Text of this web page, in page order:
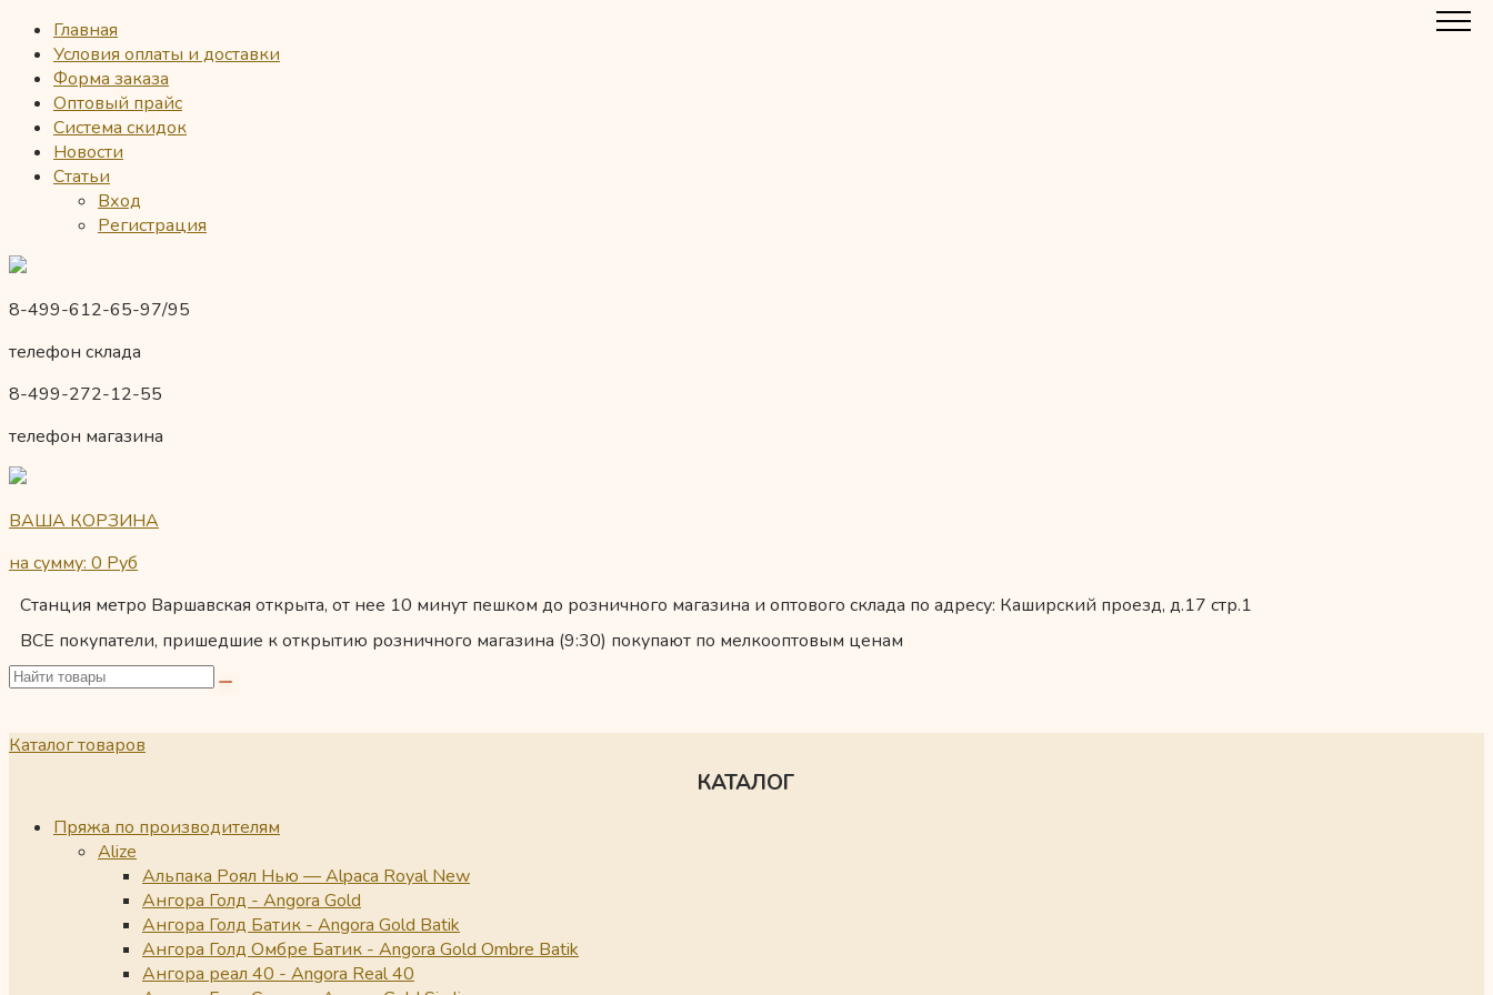
Главная
Условия оплаты и доставки
Форма заказа
Оптовый прайс
Система скидок
Новости
Статьи
Вход
Регистрация
8-499-612-65-97/95
телефон склада
8-499-272-12-55
телефон магазина
ВАША КОРЗИНА
на сумму: 0 Руб
Станция метро Варшавская открыта, от нее 10 минут пешком до розничного магазина и оптового склада по адресу: Каширский проезд, д.17 стр.1
ВСЕ покупатели, пришедшие к открытию розничного магазина (9:30) покупают по мелкооптовым ценам
Каталог товаров
КАТАЛОГ
Пряжа по производителям
Alize
Альпака Роял Нью — Alpaca Royal New
Ангора Голд - Angora Gold
Ангора Голд Батик - Angora Gold Batik
Ангора Голд Омбре Батик - Angora Gold Ombre Batik
Ангора реал 40 - Angora Real 40